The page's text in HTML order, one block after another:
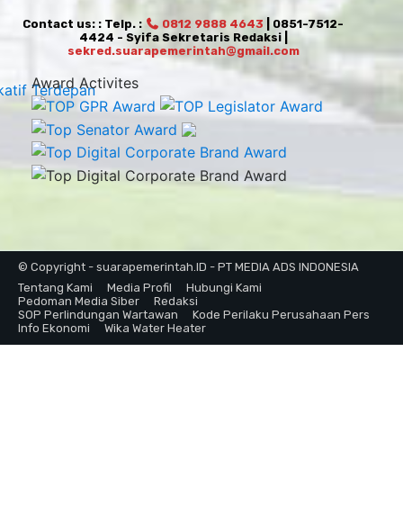
Contact us: : Telp. : 0812 9888 4643 | 0851-7512-
4424 - Syifa Sekretaris Redaksi |
sekred.suarapemerintah@gmail.com
Award Activites
© Copyright - suarapemerintah.ID - PT MEDIA ADS INDONESIA
Tentang Kami
Media Profil
Hubungi Kami
Pedoman Media Siber
Redaksi
SOP Perlindungan Wartawan
Kode Perilaku Perusahaan Pers
Info Ekonomi
Wika Water Heater